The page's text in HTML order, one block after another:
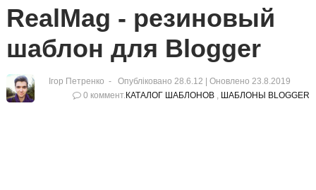
RealMag - резиновый
шаблон для Blogger
Ігор Петренко Опубліковано 28.6.12 | Оновлено 23.8.2019
0 коммент.КАТАЛОГ ШАБЛОНОВ , ШАБЛОНЫ BLOGGER